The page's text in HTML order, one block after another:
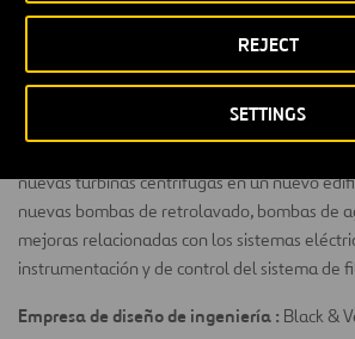
SETTINGS
REJECT
reemplazo de los desagües subterráneos,
las válvulas de afluente de los filtros,
medidores de efluente y tuberías asociadas.
reemplazará las canaletas y medios de los
un nuevo tanque Clearwell en la zona sur y
nuevas turbinas centrífugas en un nuevo
nuevas bombas de retrolavado, bombas de
mejoras relacionadas con los sistemas
instrumentación y de control del sistema de
Empresa de diseño de ingeniería : Black &